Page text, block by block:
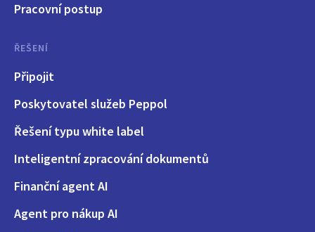
Pracovní postup
ŘEŠENÍ
Připojit
Poskytovatel služeb Peppol
Řešení typu white label
Inteligentní zpracování dokumentů
Finanční agent AI
Agent pro nákup AI